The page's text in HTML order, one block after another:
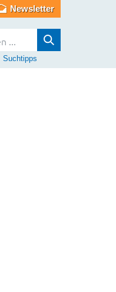
Newsletter
Suchtipps